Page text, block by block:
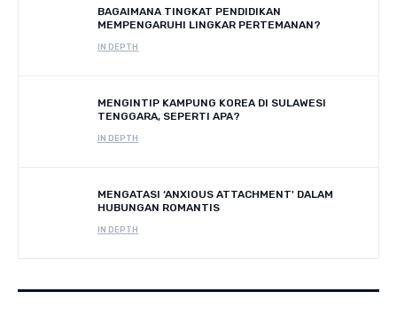
BAGAIMANA TINGKAT PENDIDIKAN
MEMPENGARUHI LINGKAR PERTEMANAN?
IN DEPTH
MENGINTIP KAMPUNG KOREA DI SULAWESI
TENGGARA, SEPERTI APA?
IN DEPTH
MENGATASI ‘ANXIOUS ATTACHMENT' DALAM
HUBUNGAN ROMANTIS
IN DEPTH